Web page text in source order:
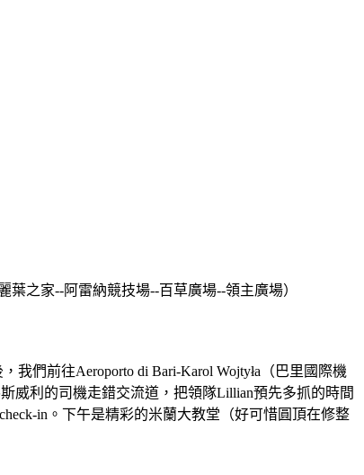
之家--阿雷納競技場--百草廣場--領主廣場）
我們前往Aeroporto di Bari-Karol Wojtyła（巴里國際機
威利的司機走錯交流道，把領隊Lillian預先多抓的時間
in。下午是精彩的米蘭大教堂（好可惜圓頂在修整